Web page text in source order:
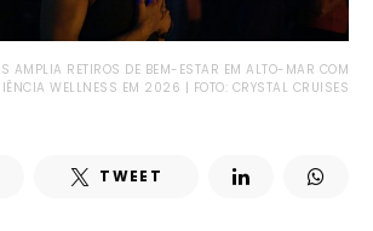
AMPLIA RETIROS DE BEM-ESTAR EM ALTO-MAR COM
WELLNESS EM 2026 | FOTO: CRYSTAL CRUISES
TWEET